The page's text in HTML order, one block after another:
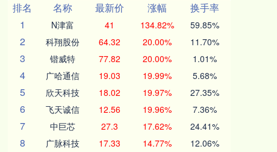
排名
名称 最新价 涨幅
换手率
1
N津富 41 134.82% 59.85%
2 科翔股份 64.32 20.00% 11.70%
3 锴威特 77.82 20.00% 1.01%
4 广哈通信 19.03 19.99% 5.68%
5 欣天科技 18.02 19.97% 27.35%
6 飞天诚信 12.56 19.96% 7.36%
7 中巨芯 27.3 17.62% 24.41%
8 广脉科技 17.33 14.77% 12.06%